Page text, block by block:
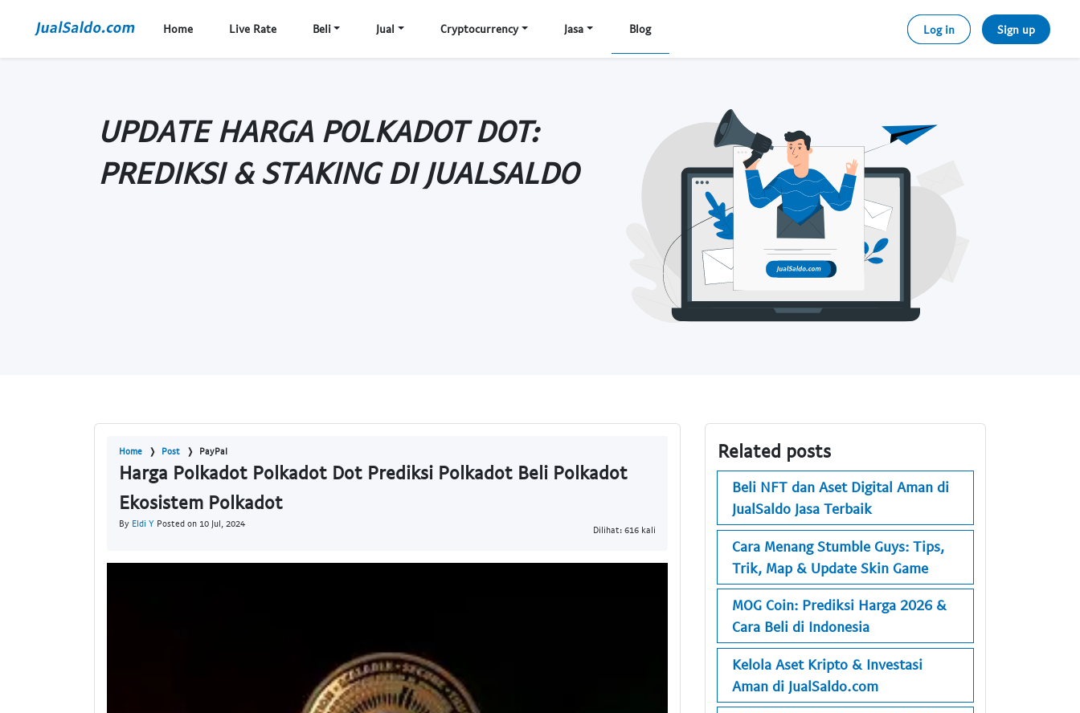
Home Live Rate Beli Jual Cryptocurrency Jasa Blog Log in Sign up
UPDATE HARGA POLKADOT DOT:
PREDIKSI & STAKING DI JUALSALDO
Home Post PayPal
Harga Polkadot Polkadot Dot Prediksi Polkadot Beli Polkadot
Ekosistem Polkadot
By Eldi Y Posted on 10 Jul, 2024
Dilihat: 616 kali
Related posts
Beli NFT dan Aset Digital Aman di
JualSaldo Jasa Terbaik
Cara Menang Stumble Guys: Tips,
Trik, Map & Update Skin Game
MOG Coin: Prediksi Harga 2026 &
Cara Beli di Indonesia
Kelola Aset Kripto & Investasi
Aman di JualSaldo.com